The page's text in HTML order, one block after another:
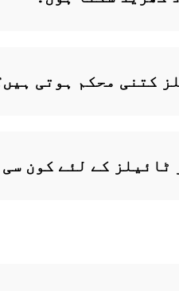
کتنی محکم ہوتی
ٹائیلز کے لئے کون